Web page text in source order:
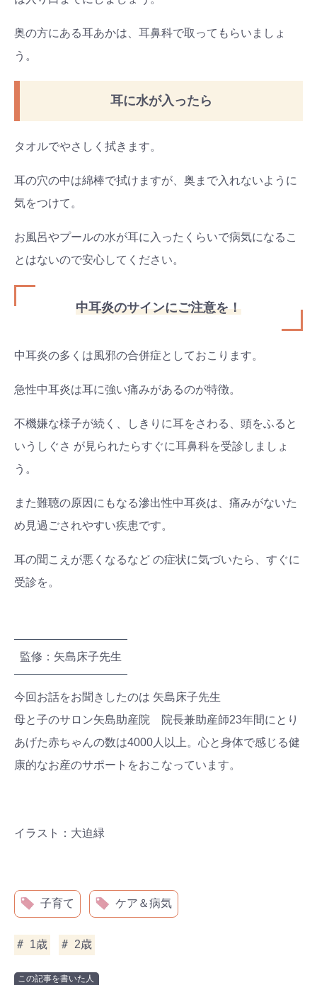
奥の方にある耳あかは、耳鼻科で取ってもらいましょ
う。
耳に水が入ったら
タオルでやさしく拭きます。
耳の穴の中は綿棒で拭けますが、奥まで入れないように
気をつけて。
お風呂やプールの水が耳に入ったくらいで病気になるこ
とはないので安心してください。
中耳炎のサインにご注意を！
中耳炎の多くは風邪の合併症としておこります。
急性中耳炎は耳に強い痛みがあるのが特徴。
不機嫌な様子が続く、しきりに耳をさわる、頭をふると
いうしぐさ が見られたらすぐに耳鼻科を受診しましょ
う。
また難聴の原因にもなる滲出性中耳炎は、痛みがないた
め見過ごされやすい疾患です。
耳の聞こえが悪くなるなど の症状に気づいたら、すぐに
受診を。
監修：矢島床子先生
今回お話をお聞きしたのは 矢島床子先生
母と子のサロン矢島助産院 院長兼助産師23年間にとり
あげた赤ちゃんの数は4000人以上。心と身体で感じる健
康的なお産のサポートをおこなっています。
イラスト：大迫緑
子育て ケア＆病気
1歳 2歳
この記事を書いた人